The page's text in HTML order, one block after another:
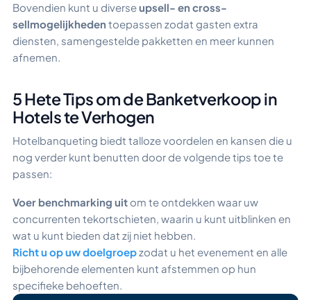
Bovendien kunt u diverseupsell- en cross-
sellmogelijkheden toepassen zodat gasten extra
diensten, samengestelde pakketten en meer kunnen
afnemen.
5 Hete Tips om de Banketverkoop in
Hotels te Verhogen
Hotelbanqueting biedt talloze voordelen en kansen die u
nog verder kunt benutten door de volgende tips toe te
passen:
Voer benchmarking uit om te ontdekken waar uw
concurrenten tekortschieten, waarin u kunt uitblinken en
wat u kunt bieden dat zij niet hebben.
Richt u op uw doelgroepzodat u het evenement en alle
bijbehorende elementen kunt afstemmen op hun
specifieke behoeften.